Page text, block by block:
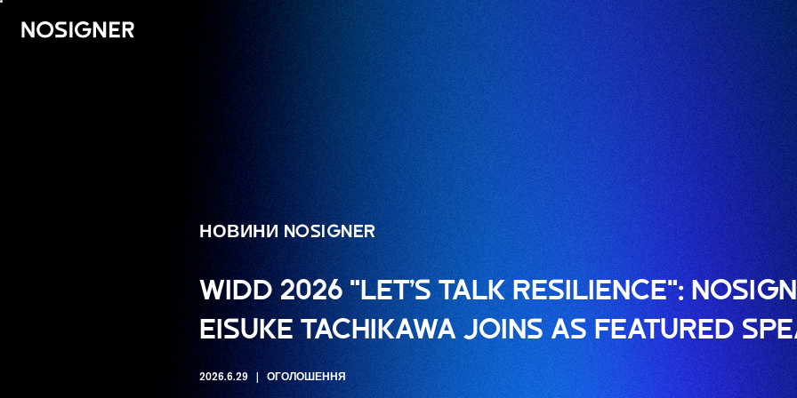
ГОЛОВНА
НОВИНИ NOSIGNER
WIDD 2026 "LET’S TALK RESILIENCE":
EISUKE TACHIKAWA JOINS AS FEATURED
2026.6.29 ОГОЛОШЕННЯ